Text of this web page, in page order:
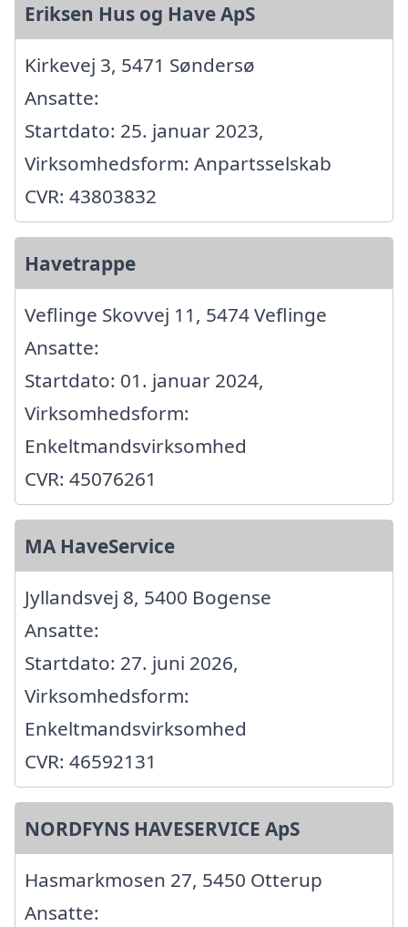
Eriksen Hus og Have ApS
Kirkevej 3, 5471 Søndersø
Ansatte:
Startdato: 25. januar 2023,
Virksomhedsform: Anpartsselskab
CVR: 43803832
Havetrappe
Veflinge Skovvej 11, 5474 Veflinge
Ansatte:
Startdato: 01. januar 2024,
Virksomhedsform:
Enkeltmandsvirksomhed
CVR: 45076261
MA HaveService
Jyllandsvej 8, 5400 Bogense
Ansatte:
Startdato: 27. juni 2026,
Virksomhedsform:
Enkeltmandsvirksomhed
CVR: 46592131
NORDFYNS HAVESERVICE ApS
Hasmarkmosen 27, 5450 Otterup
Ansatte: